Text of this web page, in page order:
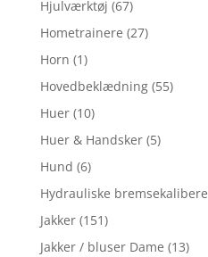
Hjulværktøj (67)
Hometrainere (27)
Horn (1)
Hovedbeklædning (55)
Huer (10)
Huer & Handsker (5)
Hund (6)
Hydrauliske bremsekalibere
Jakker (151)
Jakker / bluser Dame (13)